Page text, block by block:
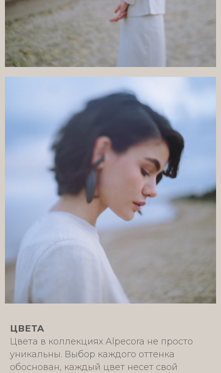
ЦВЕТА
Цвета в коллекциях Alpecora не просто
уникальны. Выбор каждого оттенка
обоснован, каждый цвет несет свой